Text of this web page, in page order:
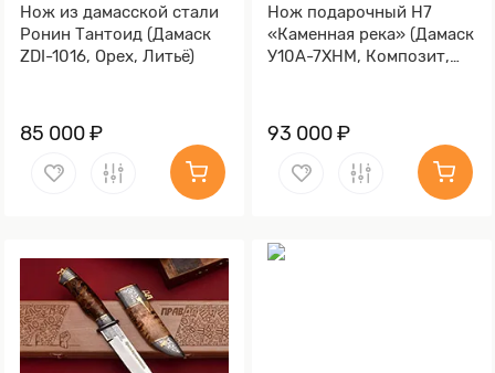
Нож из дамасской стали
Ронин Тантоид (Дамаск
ZDI-1016, Орех, Литьё)
85 000 ₽
Нож подарочный Н7
«Каменная река» (Дамаск
У10А-7ХНМ, Композит,
93 000 ₽